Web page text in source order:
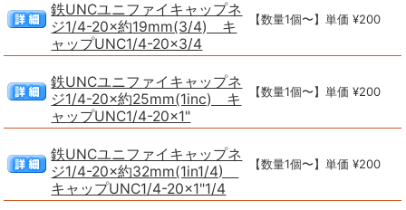
鉄UNCユニファイキャップネ
ジ1/4-20×約19mm(3/4) キ
ャップUNC1/4-20×3/4
【数量1個〜】単価 ¥200
鉄UNCユニファイキャップネ
ジ1/4-20×約25mm(1inc) キ
ャップUNC1/4-20×1"
【数量1個〜】単価 ¥200
鉄UNCユニファイキャップネ
ジ1/4-20×約32mm(1in1/4)
キャップUNC1/4-20×1"1/4
【数量1個〜】単価 ¥200